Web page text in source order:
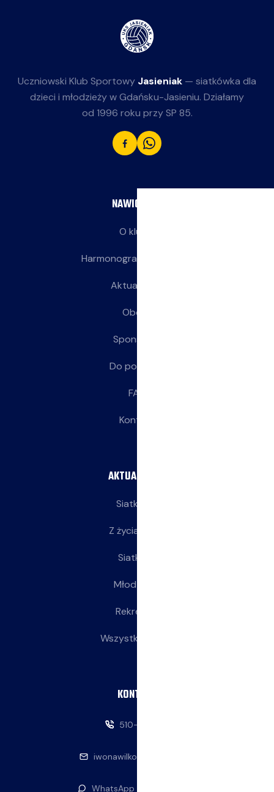
Uczniowski Klub Sportowy Jasieniak — siatkówka dla
dzieci i młodzieży w Gdańsku-Jasieniu. Działamy
od 1996 roku przy SP 85.
NAWIGACJA
O klubie
Harmonogram treningów
Aktualności
Obozy
Sponsorzy
Do pobrania
FAQ
Kontakt
AKTUALNOŚCI
Siatkarze
Z życia klubu
Siatkarki
Młodziczki
Rekreacja
Wszystkie wpisy
KONTAKT
510-146-069
iwonawilkowska@interia.pl
WhatsApp — napisz do nas